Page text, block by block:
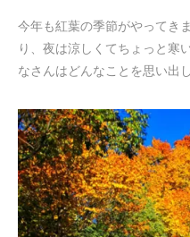
今年も紅葉の季節がやってき
り、夜は涼しくてちょっと寒
なさんはどんなことを思い出